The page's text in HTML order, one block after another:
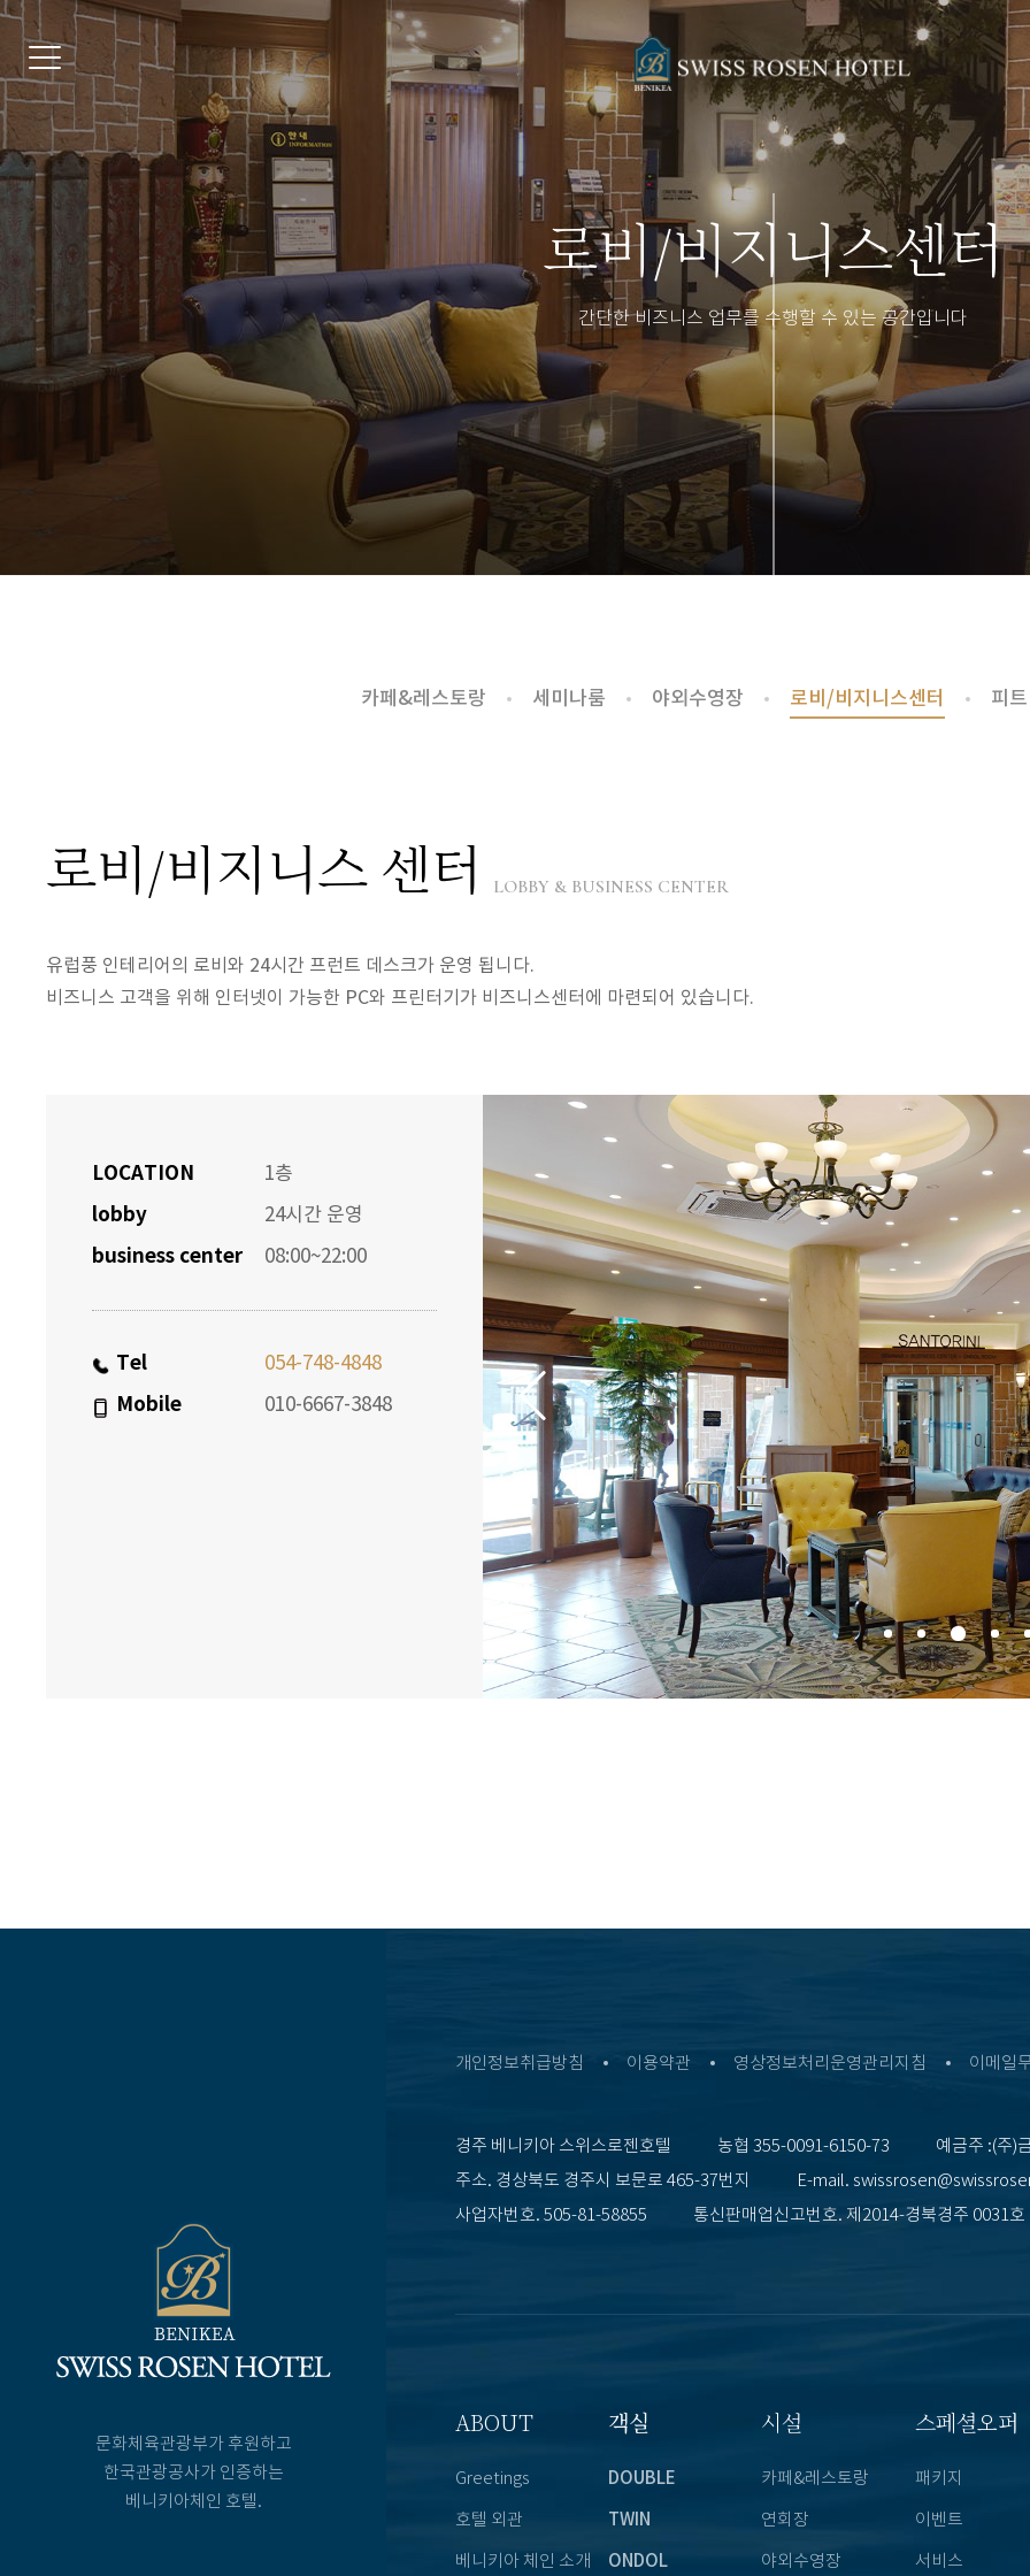
로비/비지니스센터
간단한 비즈니스 업무를 수행할 수 있는 공간입니다
카페&레스토랑 세미나룸 야외수영장 로비/비지니스센터 피
로비/비지니스 센터 LOBBY & BUSINESS CENTER
유럽풍 인테리어의 로비와 24시간 프런트 데스크가 운영 됩니다.
비즈니스 고객을 위해 인터넷이 가능한 PC와 프린터기가 비즈니스센터에 마련되어 있습니다.
LOCATION 1층
lobby 24시간 운영
business center 08:00~22:00
Tel 054-748-4848
Mobile 010-6667-3848
문화체육관광부가 후원하고
한국관광공사가 인증하는
베니키아체인 호텔.
개인정보취급방침 이용약관 영상정보처리운영관리지침 이메일
경주 베니키아 스위스로젠호텔 농협 355-0091-6150-73
예금주 :(주)
주소. 경상북도 경주시 보문로 465-37번지
E-mail.
사업자번호. 505-81-58855
통신판매업신고번호. 제2014-경북경주 0031호
ABOUT
Greetings
호텔 외관
베니키아 체인 소개
객실
DOUBLE
TWIN
ONDOL
시설
카페&레스토랑
연회장
야외수영장
스페셜오퍼
패키지
이벤트
서비스